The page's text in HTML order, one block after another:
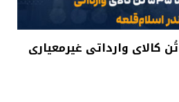
جلوگیری از ورود ۵۳۵ تُن کالای وارداتی غیرمعیاری